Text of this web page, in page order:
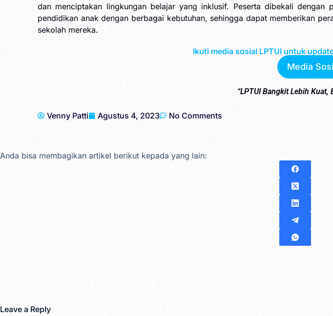
dan menciptakan lingkungan belajar yang inklusif. Peserta dibekali
pendidikan anak dengan berbagai kebutuhan, sehingga dapat memberikan
sekolah mereka.
Ikuti media sosial LPTUI untuk
Media
“LPTUI Bangkit Lebih Kuat,
Venny Patti Agustus 4, 2023 No Comments
Anda bisa membagikan artikel berikut kepada yang lain:
Leave a Reply